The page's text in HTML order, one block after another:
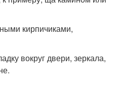
кирпичиками,
вокруг двери, зеркала,